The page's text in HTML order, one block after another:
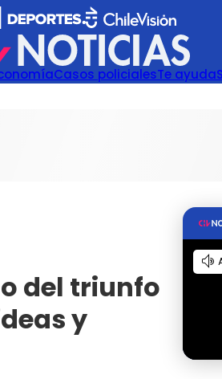
Casos policialesTe ayuda
del triunfo
y